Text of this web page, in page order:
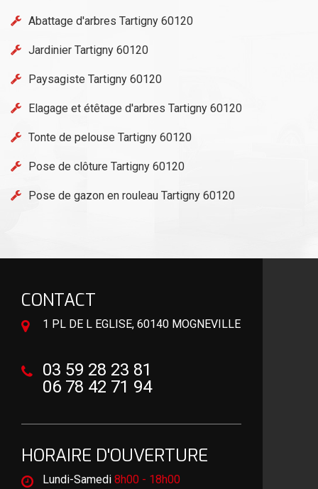
Abattage d'arbres Tartigny 60120
Jardinier Tartigny 60120
Paysagiste Tartigny 60120
Elagage et étêtage d'arbres Tartigny 60120
Tonte de pelouse Tartigny 60120
Pose de clôture Tartigny 60120
Pose de gazon en rouleau Tartigny 60120
CONTACT
1 PL DE L EGLISE, 60140 MOGNEVILLE
03 59 28 23 81
06 78 42 71 94
HORAIRE D'OUVERTURE
Lundi-Samedi 8h00 - 18h00